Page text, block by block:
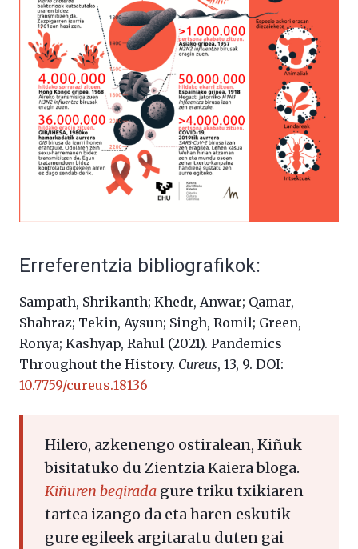
Erreferentzia bibliografikok:
Sampath, Shrikanth; Khedr, Anwar; Qamar,
Shahraz; Tekin, Aysun; Singh, Romil; Green,
Ronya; Kashyap, Rahul (2021). Pandemics
Throughout the History. Cureus, 13, 9. DOI:
10.7759/cureus.18136
Hilero, azkenengo ostiralean, Kiñuk
bisitatuko du Zientzia Kaiera bloga.
Kiñuren begirada gure triku txikiaren
tartea izango da eta haren eskutik
gure egileek argitaratu duten gai